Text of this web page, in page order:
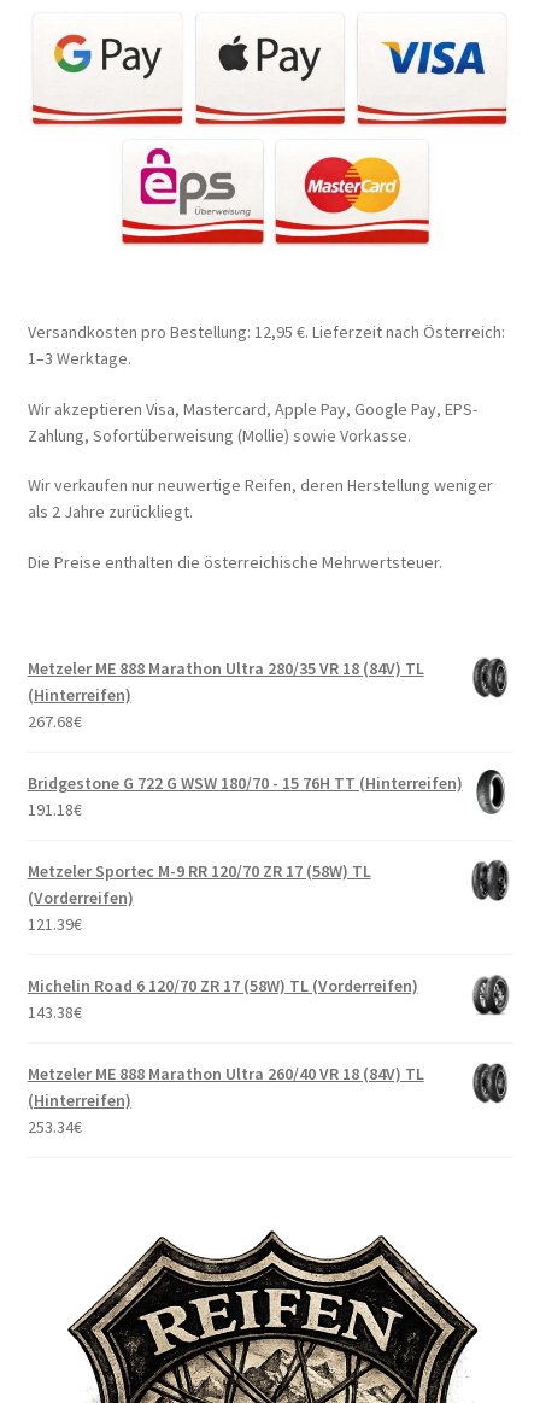
Versandkosten pro Bestellung: 12,95 €. Lieferzeit nach Österreich:
1–3 Werktage.
Wir akzeptieren Visa, Mastercard, Apple Pay, Google Pay, EPS-
Zahlung, Sofortüberweisung (Mollie) sowie Vorkasse.
Wir verkaufen nur neuwertige Reifen, deren Herstellung weniger
als 2 Jahre zurückliegt.
Die Preise enthalten die österreichische Mehrwertsteuer.
Metzeler ME 888 Marathon Ultra 280/35 VR 18 (84V) TL
(Hinterreifen)
267.68€
Bridgestone G 722 G WSW 180/70 - 15 76H TT (Hinterreifen)
191.18€
Metzeler Sportec M-9 RR 120/70 ZR 17 (58W) TL
(Vorderreifen)
121.39€
Michelin Road 6 120/70 ZR 17 (58W) TL (Vorderreifen)
143.38€
Metzeler ME 888 Marathon Ultra 260/40 VR 18 (84V) TL
(Hinterreifen)
253.34€